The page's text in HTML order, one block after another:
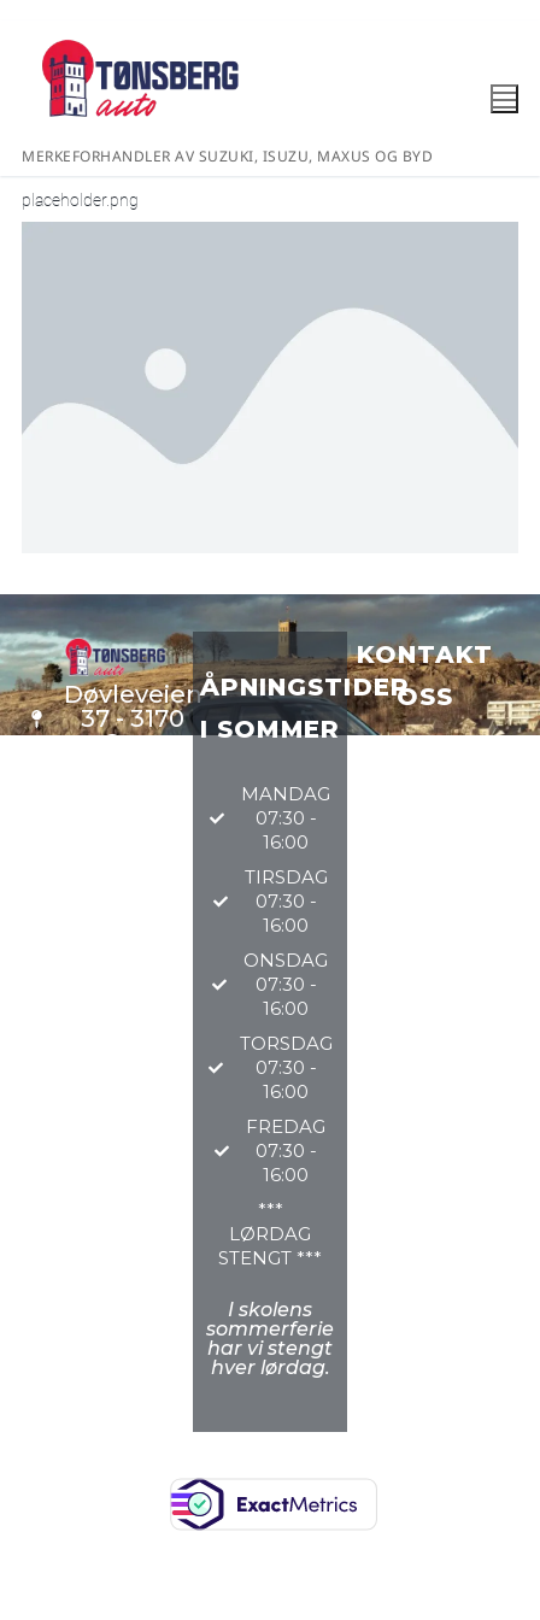
MERKEFORHANDLER AV SUZUKI, ISUZU, MAXUS OG BYD
placeholder.png
Døvleveien
37 - 3170
Sem
ÅPNINGSTIDER
I SOMMER
MANDAG
07:30 -
16:00
TIRSDAG
07:30 -
16:00
ONSDAG
07:30 -
16:00
TORSDAG
07:30 -
16:00
FREDAG
07:30 -
16:00
***
LØRDAG
STENGT ***
I skolens
sommerferie
har vi stengt
hver lørdag.
KONTAKT
OSS